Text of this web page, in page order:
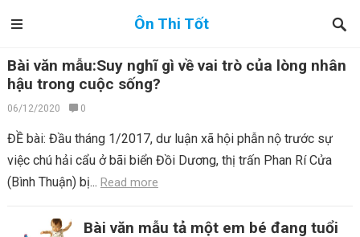
Ôn Thi Tốt
Bài văn mẫu:Suy nghĩ gì về vai trò của lòng nhân
hậu trong cuộc sống?
06/12/2020 0
ĐỀ bài: Đầu tháng 1/2017, dư luận xã hội phẫn nộ trước sự
việc chú hải cẩu ở bãi biển Đồi Dương, thị trấn Phan Rí Cửa
(Bình Thuận) bị... Read more
Bài văn mẫu tả một em bé đang tuổi